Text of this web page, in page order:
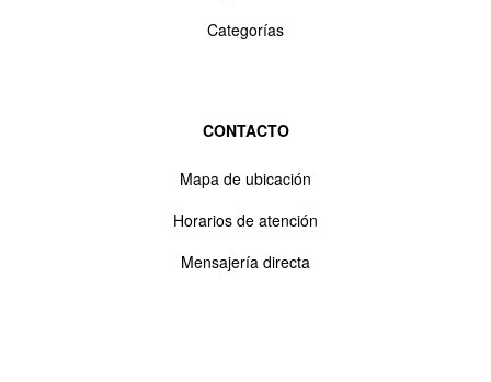
Categorías
CONTACTO
Mapa de ubicación
Horarios de atención
Mensajería directa